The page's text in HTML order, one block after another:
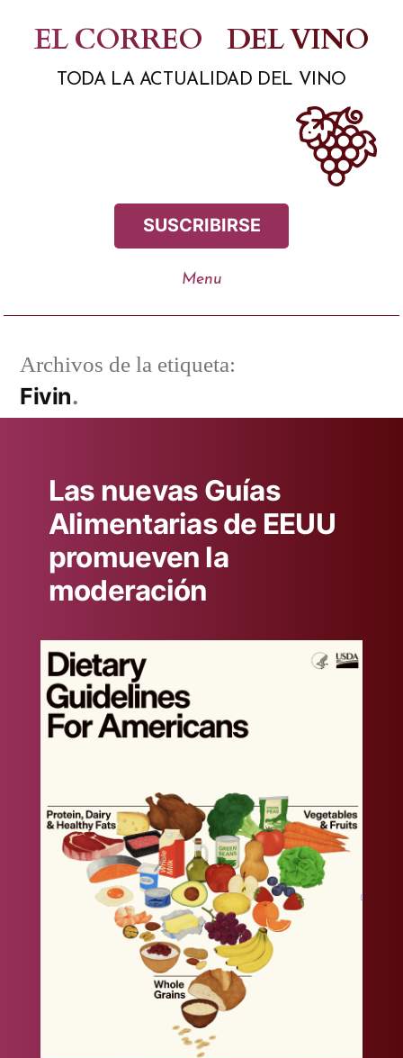
contenido
EL CORREO DEL VINO
TODA LA ACTUALIDAD DEL VINO
SUSCRIBIRSE
Archivos de la etiqueta:
Fivin
Las nuevas Guías
Alimentarias de EEUU
promueven la
moderación